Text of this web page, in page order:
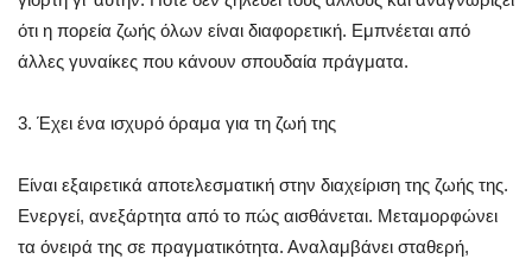
ότι η πορεία ζωής όλων είναι διαφορετική. Εμπνέεται από
άλλες γυναίκες που κάνουν σπουδαία πράγματα.
3. Έχει ένα ισχυρό όραμα για τη ζωή της
Είναι εξαιρετικά αποτελεσματική στην διαχείριση της ζωής της.
Ενεργεί, ανεξάρτητα από το πώς αισθάνεται. Μεταμορφώνει
τα όνειρά της σε πραγματικότητα. Αναλαμβάνει σταθερή,